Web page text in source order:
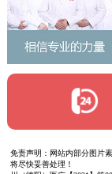
免责声明：网站内部分图片
将尽快妥善处理！